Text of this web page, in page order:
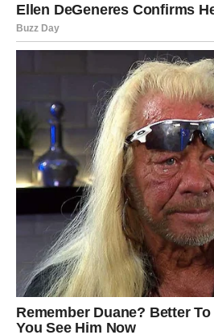
temperature.
Krem baza:
Umutite krem sir sa
šećerom dok ne dobijete
Dodajte ohlađeni puding i
biste uklonili grudice.
Dodavanje vrhnja:
Posebno umutite slatko
Lagano umiješajte šlag u
kako biste dobili prozračnu
3. Punjenje kiflica
Koristeći slastičarsku špricu ili